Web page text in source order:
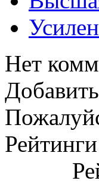
Нет
Рейтинги